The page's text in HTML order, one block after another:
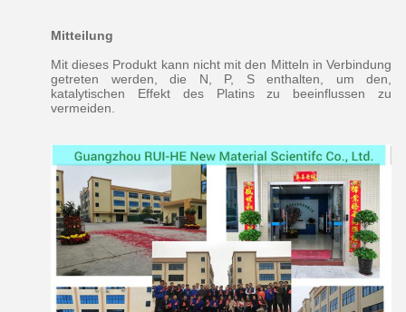
Mitteilung
Mit dieses Produkt kann nicht mit den Mitteln in Verbindung
getreten werden, die N, P, S enthalten, um den,
katalytischen Effekt des Platins zu beeinflussen zu
vermeiden.